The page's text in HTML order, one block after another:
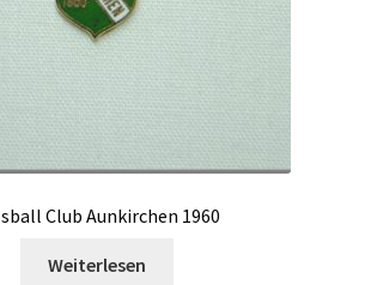
Club Aunkirchen 1960
Weiterlesen